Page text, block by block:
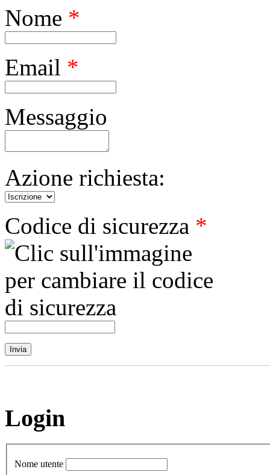
Nome *
Email *
Messaggio
Azione richiesta:
Codice di sicurezza *
Login
Nome utente